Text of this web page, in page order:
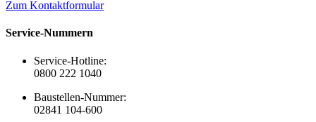
Zum Kontaktformular
Service-Nummern
Service-Hotline:
0800 222 1040
Baustellen-Nummer:
02841 104-600